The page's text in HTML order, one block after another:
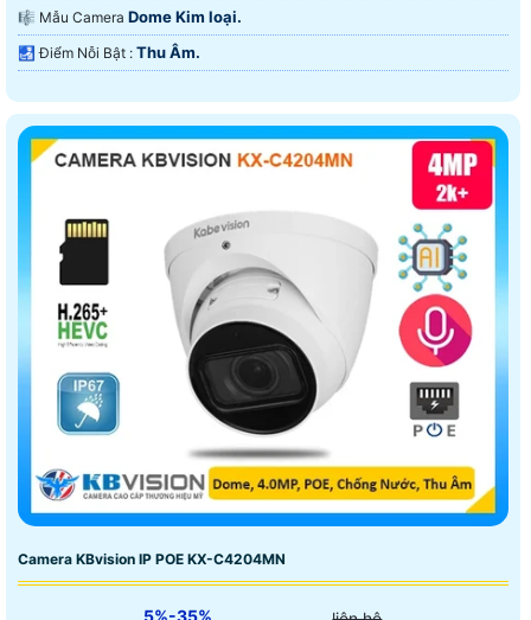
🎼️ Mẫu Camera Dome Kim loại.
️🛃 Điểm Nỗi Bật : Thu Âm.
Camera KBvision IP POE KX-C4204MN